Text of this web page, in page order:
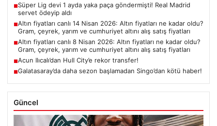
■Süper Lig devi 1 ayda yaka paça göndermişti! Real Madrid
servet ödeyip aldı
■Altın fiyatları canlı 14 Nisan 2026: Altın fiyatları ne kadar oldu?
Gram, çeyrek, yarım ve cumhuriyet altını alış satış fiyatları
■Altın fiyatları canlı 8 Nisan 2026: Altın fiyatları ne kadar oldu?
Gram, çeyrek, yarım ve cumhuriyet altını alış satış fiyatları
■Acun Ilıcalı’dan Hull City’e rekor transfer!
■Galatasaray’da daha sezon başlamadan Singo’dan kötü haber!
Güncel